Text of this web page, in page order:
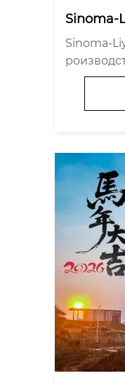
Sinoma-
ry:
ых
точка
ального
Sinoma-
елей —
йского